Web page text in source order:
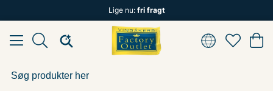
Lige nu: fri fragt